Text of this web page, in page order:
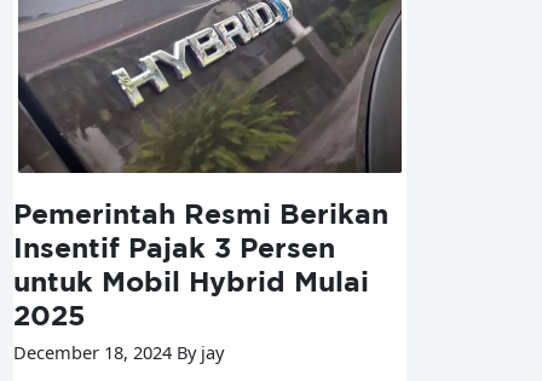
Pemerintah Resmi Berikan
Insentif Pajak 3 Persen
untuk Mobil Hybrid Mulai
2025
December 18, 2024 By jay